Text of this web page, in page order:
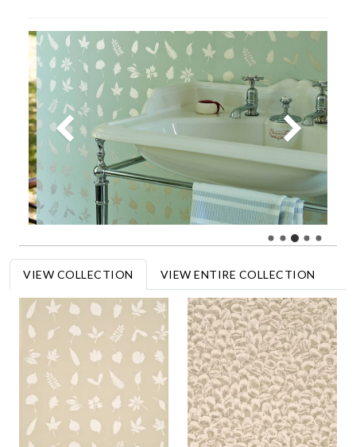
VIEW COLLECTION VIEW ENTIRE COLLECTION